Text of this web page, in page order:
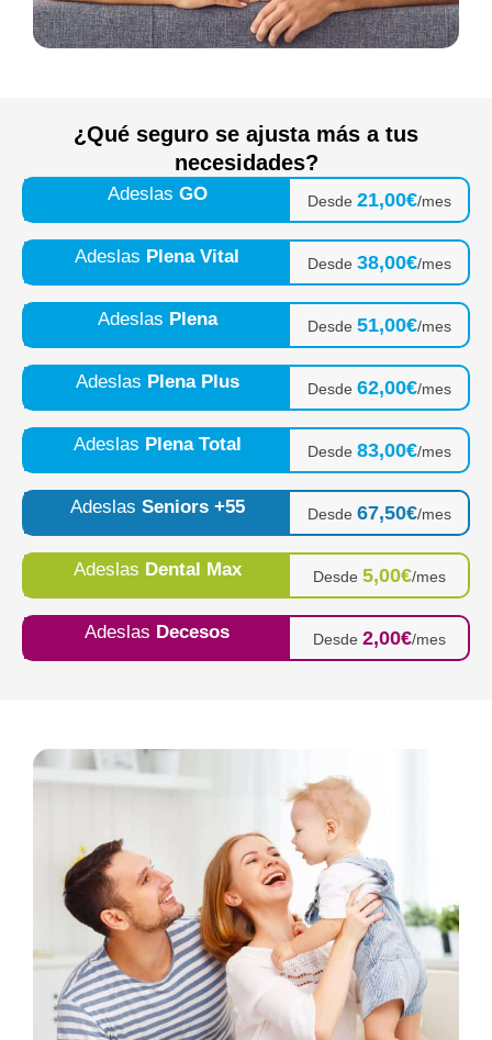
¿Qué seguro se ajusta más a tus
necesidades?
Adeslas GO Desde 21,00€/mes
Adeslas Plena Vital Desde 38,00€/mes
Adeslas Plena Desde 51,00€/mes
Adeslas Plena Plus Desde 62,00€/mes
Adeslas Plena Total Desde 83,00€/mes
Adeslas Seniors +55 Desde 67,50€/mes
Adeslas Dental Max Desde 5,00€/mes
Adeslas Decesos Desde 2,00€/mes